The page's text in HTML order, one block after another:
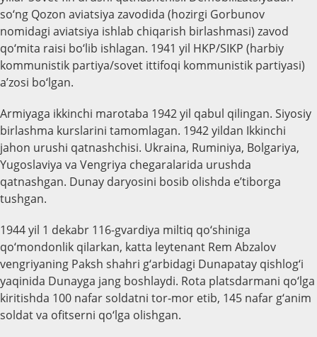
so‘ng Qozon aviatsiya zavodida (hozirgi Gorbunov
nomidagi aviatsiya ishlab chiqarish birlashmasi) zavod
qo‘mita raisi bo‘lib ishlagan. 1941 yil HKP/SIKP (harbiy
kommunistik partiya/sovet ittifoqi kommunistik partiyasi)
a’zosi bo‘lgan.
Armiyaga ikkinchi marotaba 1942 yil qabul qilingan. Siyosiy
birlashma kurslarini tamomlagan. 1942 yildan Ikkinchi
jahon urushi qatnashchisi. Ukraina, Ruminiya, Bolgariya,
Yugoslaviya va Vengriya chegaralarida urushda
qatnashgan. Dunay daryosini bosib olishda e’tiborga
tushgan.
1944 yil 1 dekabr 116-gvardiya miltiq qo‘shiniga
qo‘mondonlik qilarkan, katta leytenant Rem Abzalov
vengriyaning Paksh shahri g‘arbidagi Dunapatay qishlog‘i
yaqinida Dunayga jang boshlaydi. Rota platsdarmani qo‘lga
kiritishda 100 nafar soldatni tor-mor etib, 145 nafar g‘anim
soldat va ofitserni qo‘lga olishgan.